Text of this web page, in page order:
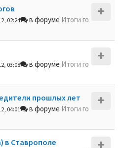
02:24 в форуме Итоги го
03:08 в форуме Итоги го
прошлых лет
04:01 в форуме Итоги го
в Ставрополе